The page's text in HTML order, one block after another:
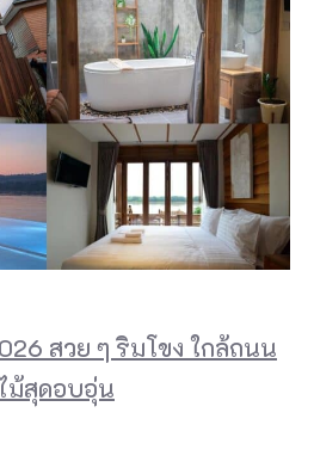
สวย ๆ ริมโขง ใกล้ถนน
ม้สุดอบอุ่น